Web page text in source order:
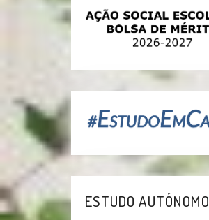
ESTUDO AUTÓNOMO